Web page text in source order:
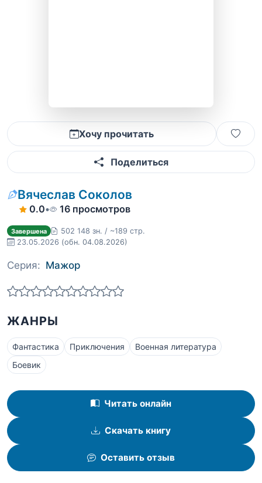
Хочу прочитать
Поделиться
Вячеслав Соколов
0.0• 16 просмотров
Завершена
502 148 зн. / ~189 стр.
23.05.2026 (обн. 04.08.2026)
Серия: Мажор
ЖАНРЫ
Фантастика Приключения
Военная литература
Боевик
Читать онлайн
Скачать книгу
Оставить отзыв